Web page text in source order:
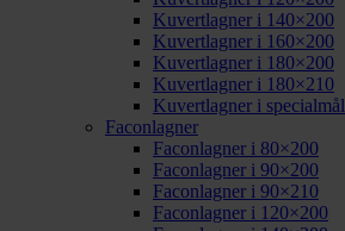
Kuvertlagner i 140×200
Kuvertlagner i 160×200
Kuvertlagner i 180×200
Kuvertlagner i 180×210
Kuvertlagner i specialmål
Faconlagner
Faconlagner i 80×200
Faconlagner i 90×200
Faconlagner i 90×210
Faconlagner i 120×200